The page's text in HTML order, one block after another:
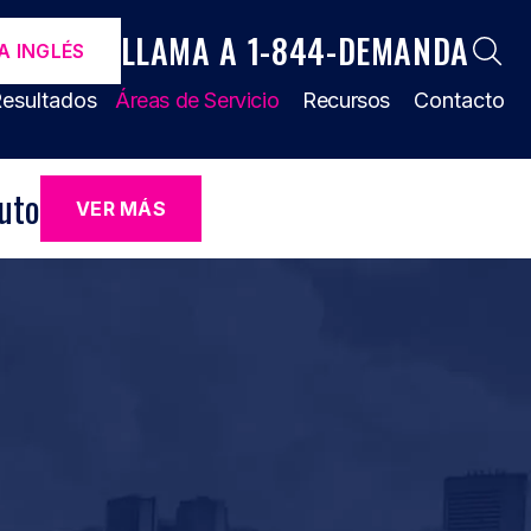
INGLÉS LLAMA A 1-844-DEMANDA
Áreas de Servicio Recursos Contacto
VER MÁS